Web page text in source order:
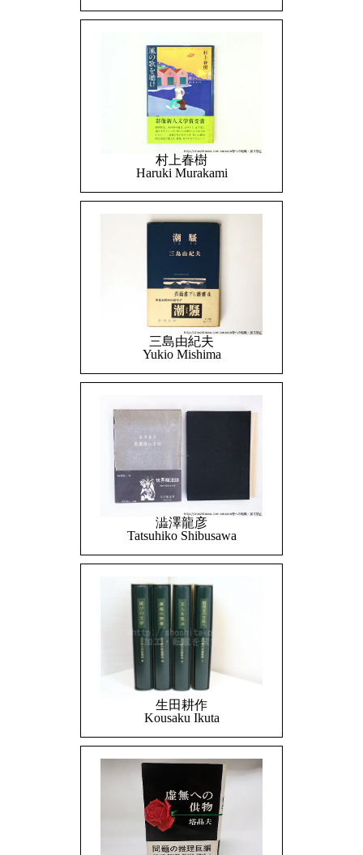
村上春樹
Haruki Murakami
三島由紀夫
Yukio Mishima
澁澤龍彦
Tatsuhiko Shibusawa
生田耕作
Kousaku Ikuta